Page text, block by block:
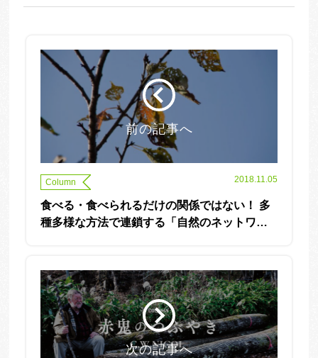
前の記事へ
Column 2018.11.05
食べる・食べられるだけの関係ではない！ 多
種多様な方法で連鎖する「自然のネットワー
次の記事へ